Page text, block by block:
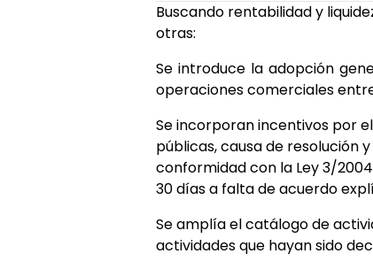
Buscando rentabilidad y
otras:
Se introduce la adopción
operaciones comerciales
Se incorporan incentivos por
públicas, causa de resolución
conformidad con la Ley 3/
30 días a falta de acuerdo
Se amplía el catálogo de
actividades que hayan sido